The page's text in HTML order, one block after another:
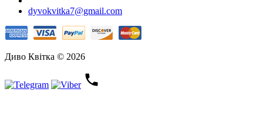
dyvokvitka7@gmail.com
Диво Квітка © 2026